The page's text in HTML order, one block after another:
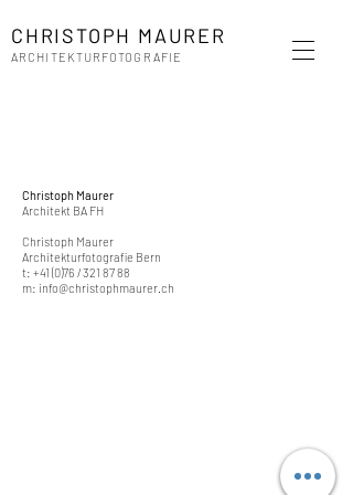
CHRISTOPH MAURER
ARCHITEKTURFOTOGRAFIE
Christoph Maurer
Architekt BA FH
Christoph Maurer
Architekturfotografie Bern
t: +41 (0)76 / 321 87 88
m: info@christophmaurer.ch